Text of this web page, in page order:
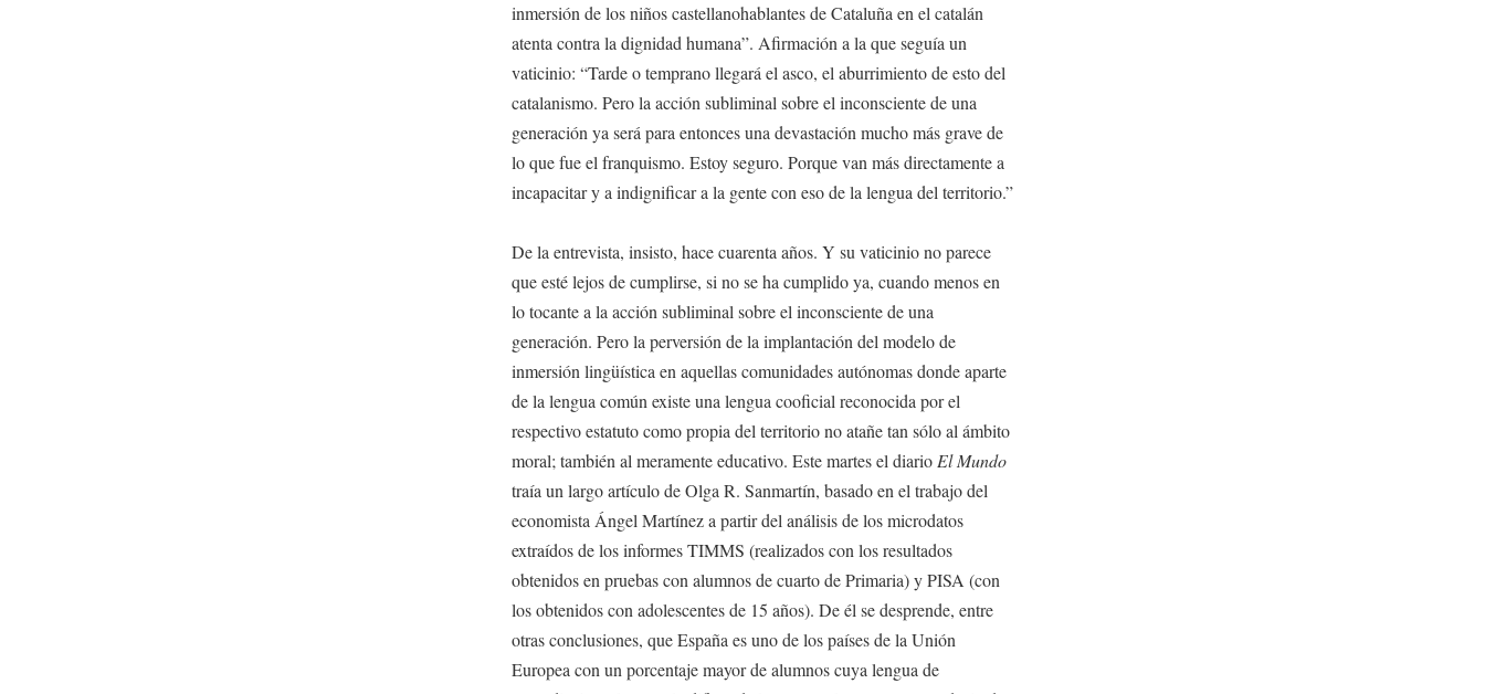
inmersión de los niños castellanohablantes de Cataluña en el catalán
atenta contra la dignidad humana”. Afirmación a la que seguía un
vaticinio: “Tarde o temprano llegará el asco, el aburrimiento de esto del
catalanismo. Pero la acción subliminal sobre el inconsciente de una
generación ya será para entonces una devastación mucho más grave de
lo que fue el franquismo. Estoy seguro. Porque van más directamente a
incapacitar y a indignificar a la gente con eso de la lengua del territorio.”
De la entrevista, insisto, hace cuarenta años. Y su vaticinio no parece
que esté lejos de cumplirse, si no se ha cumplido ya, cuando menos en
lo tocante a la acción subliminal sobre el inconsciente de una
generación. Pero la perversión de la implantación del modelo de
inmersión lingüística en aquellas comunidades autónomas donde aparte
de la lengua común existe una lengua cooficial reconocida por el
respectivo estatuto como propia del territorio no atañe tan sólo al ámbito
moral; también al meramente educativo. Este martes el diario El Mundo
traía un largo artículo de Olga R. Sanmartín, basado en el trabajo del
economista Ángel Martínez a partir del análisis de los microdatos
extraídos de los informes TIMMS (realizados con los resultados
obtenidos en pruebas con alumnos de cuarto de Primaria) y PISA (con
los obtenidos con adolescentes de 15 años). De él se desprende, entre
otras conclusiones, que España es uno de los países de la Unión
Europea con un porcentaje mayor de alumnos cuya lengua de